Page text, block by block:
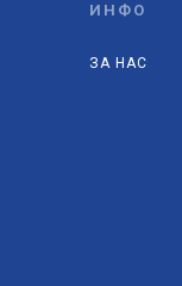
ИНФО
ЗА НАС